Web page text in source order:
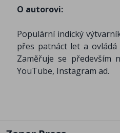
O autorovi:
Populární indický
přes patnáct let a
Zaměřuje se především
YouTube, Instagram ad.